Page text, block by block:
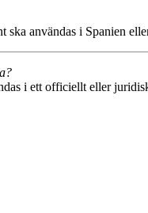
användas i Spanien
i ett officiellt eller